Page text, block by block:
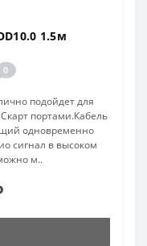
1.5м
0
подойдет для
портами.Кабель
одновременно
сигнал в высоком
м..